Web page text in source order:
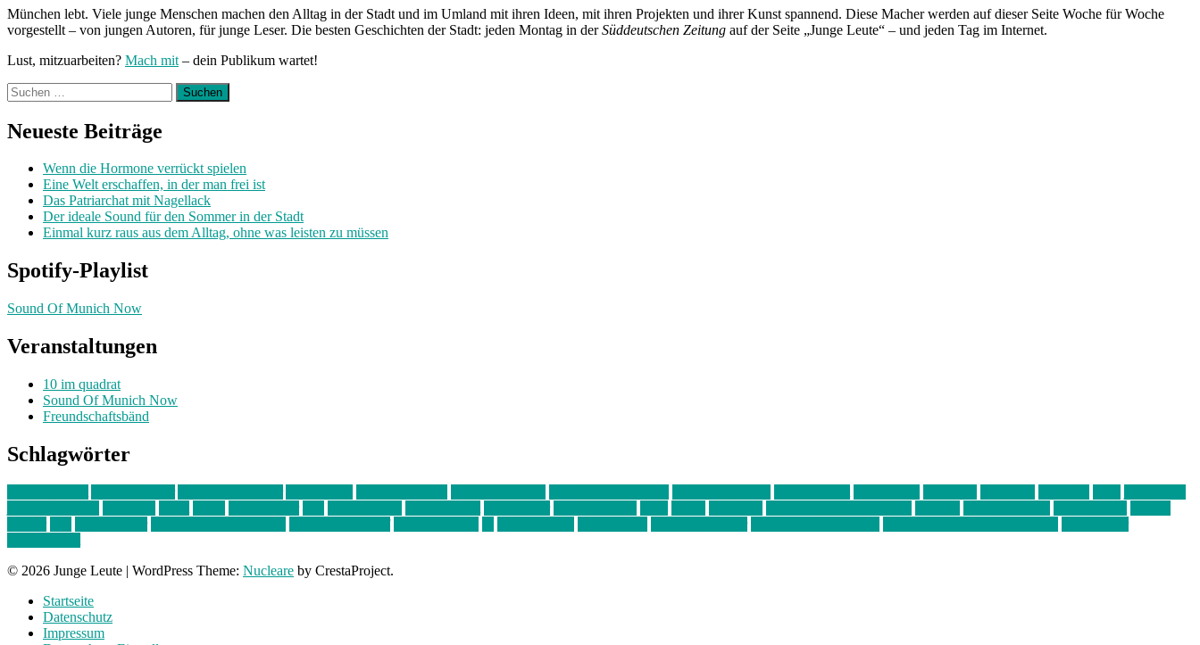
München lebt. Viele junge Menschen machen den Alltag in der Stadt und im Umland mit ihren Ideen, mit ihren Projekten und ihrer Kunst spannend. Diese Macher werden auf dieser Seite Woche für Woche
vorgestellt – von jungen Autoren, für junge Leser. Die besten Geschichten der Stadt: jeden Montag in derSüddeutschen Zeitung auf der Seite „Junge Leute“ – und jeden Tag im Internet.
Lust, mitzuarbeiten? Mach mit – dein Publikum wartet!
Suchen
nach:
Neueste Beiträge
Wenn die Hormone verrückt spielen
Eine Welt erschaffen, in der man frei ist
Das Patriarchat mit Nagellack
Der ideale Sound für den Sommer in der Stadt
Einmal kurz raus aus dem Alltag, ohne was leisten zu müssen
Spotify-Playlist
Sound Of Munich Now
Veranstaltungen
10 im quadrat
Sound Of Munich Now
Freundschaftsbänd
Schlagwörter
© 2026 Junge Leute | WordPress Theme: Nucleare by CrestaProject.
Startseite
Datenschutz
Impressum